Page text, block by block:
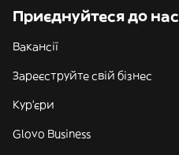
Приєднуйтеся до нас
Вакансії
Зареєструйте свій бізнес
Кур'єри
Glovo Business